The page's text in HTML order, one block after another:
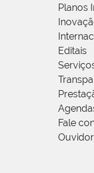
Planos
Editais
Fale